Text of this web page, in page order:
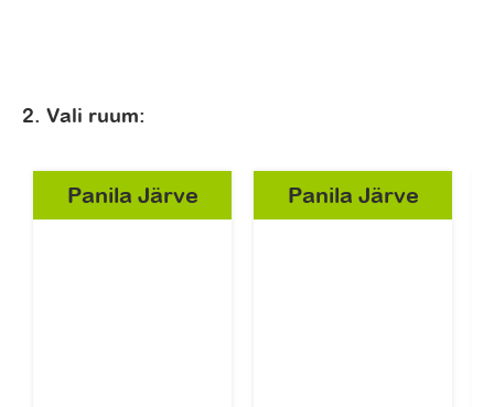
2. Vali ruum:
Panila Järve Panila Järve